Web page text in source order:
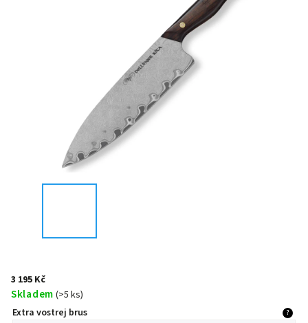
3 195 Kč
Skladem (>5 ks)
Extra vostrej brus
?